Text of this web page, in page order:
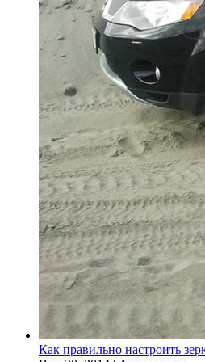
Как правильно настроить